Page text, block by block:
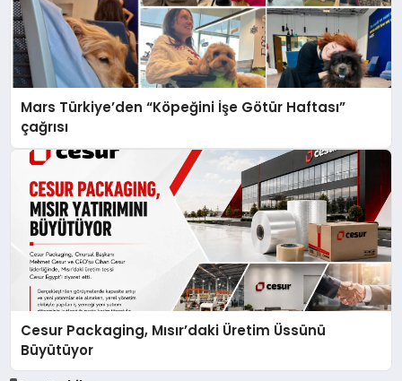
Mars Türkiye’den “Köpeğini İşe Götür Haftası”
çağrısı
Cesur Packaging, Mısır’daki Üretim Üssünü
Büyütüyor